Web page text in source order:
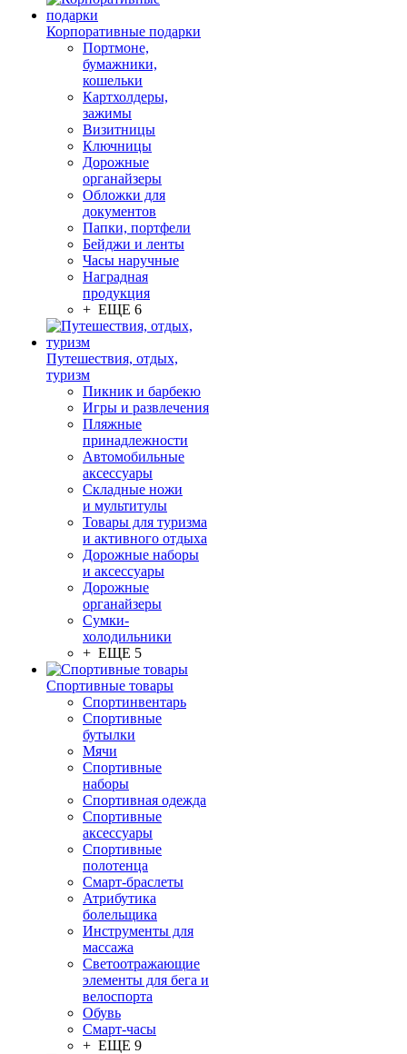
Корпоративные подарки
Портмоне,
бумажники,
кошельки
Картхолдеры,
зажимы
Визитницы
Ключницы
Дорожные
органайзеры
Обложки для
документов
Папки, портфели
Бейджи и ленты
Часы наручные
Наградная
продукция
+ ЕЩЕ 6
Путешествия, отдых,
туризм
Пикник и барбекю
Игры и развлечения
Пляжные
принадлежности
Автомобильные
аксессуары
Складные ножи
и мультитулы
Товары для туризма
и активного отдыха
Дорожные наборы
и аксессуары
Дорожные
органайзеры
Сумки-
холодильники
+ ЕЩЕ 5
Спортивные товары
Спортинвентарь
Спортивные
бутылки
Мячи
Спортивные
наборы
Спортивная одежда
Спортивные
аксессуары
Спортивные
полотенца
Смарт-браслеты
Атрибутика
болельщика
Инструменты для
массажа
Светоотражающие
элементы для бега и
велоспорта
Обувь
Смарт-часы
+ ЕЩЕ 9